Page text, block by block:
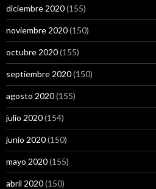
diciembre 2020(155)
noviembre 2020(150)
octubre 2020(155)
septiembre 2020(150)
agosto 2020(155)
julio 2020(154)
junio 2020(150)
mayo 2020(155)
abril 2020(150)